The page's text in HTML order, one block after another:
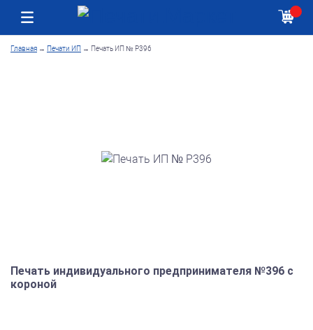
Главная → Печати ИП → Печать ИП № Р396
Печать индивидуального предпринимателя №396 с
короной